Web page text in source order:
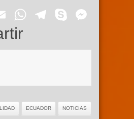
EmailWhatsApp
Telegram
Skype
ECUADOR NOTICIAS